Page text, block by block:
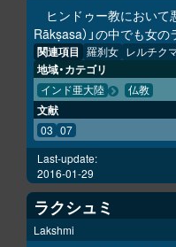
ヒンドゥー教において
Rākṣasa）」の中でも女
関連項目 羅刹女 レルチク
地域・カテゴリ
インド亜大陸 仏教
文献
03 07
Last-update:
2016-01-29
ラクシュミ
Lakshmi